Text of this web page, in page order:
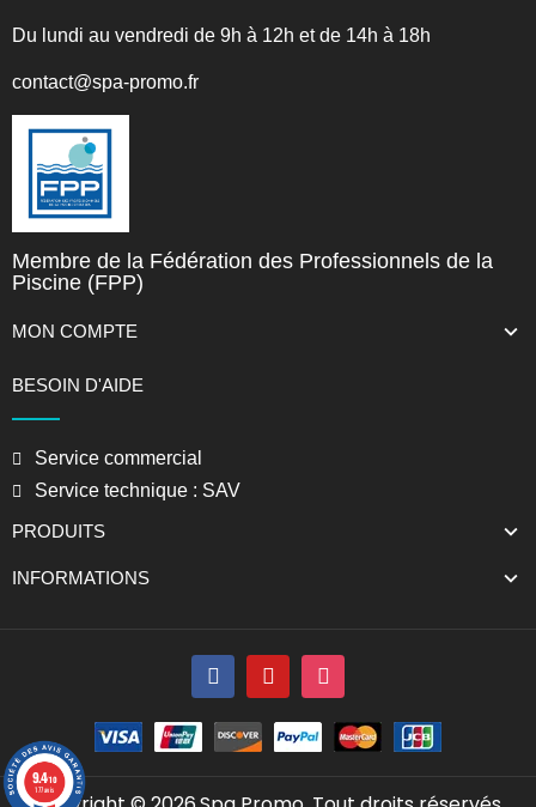
Du lundi au vendredi de 9h à 12h et de 14h à 18h
contact@spa-promo.fr
Membre de la Fédération des Professionnels de la
Piscine (FPP)
MON COMPTE
BESOIN D'AIDE
Service commercial
Service technique : SAV
PRODUITS
INFORMATIONS
9.4/10
177 avis